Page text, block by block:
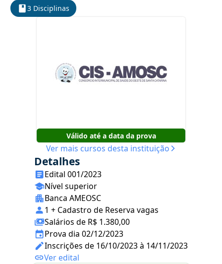
3 Disciplinas
Válido até a data da prova
Ver mais cursos desta instituição
Detalhes
Edital 001/2023
Nível superior
Banca AMEOSC
1 + Cadastro de Reserva vagas
Salários de R$ 1.380,00
Prova dia 02/12/2023
Inscrições de 16/10/2023 à 14/11/2023
Ver edital